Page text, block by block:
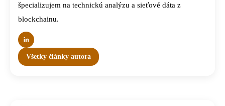
špecializujem na technickú analýzu a sieťové dáta z
blockchainu.
Všetky články autora